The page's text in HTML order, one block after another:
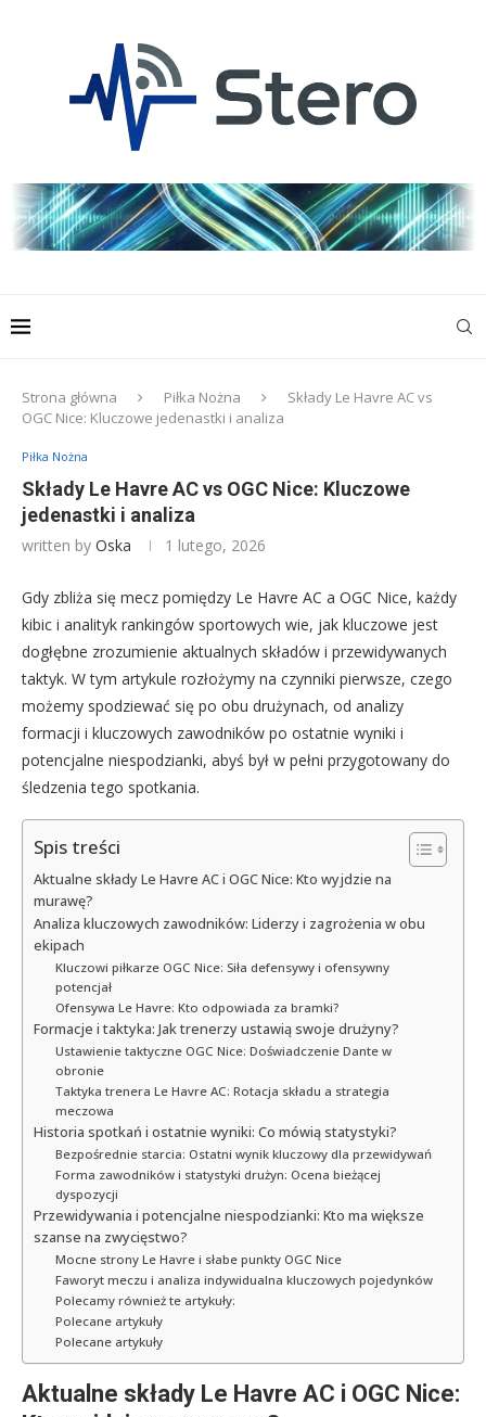
Strona główna Piłka Nożna
Składy Le Havre AC vs
OGC Nice: Kluczowe jedenastki i analiza
Piłka Nożna
Składy Le Havre AC vs OGC Nice: Kluczowe
jedenastki i analiza
written by Oska 1 lutego, 2026
Gdy zbliża się mecz pomiędzy Le Havre AC a OGC Nice, każdy
kibic i analityk rankingów sportowych wie, jak kluczowe jest
dogłębne zrozumienie aktualnych składów i przewidywanych
taktyk. W tym artykule rozłożymy na czynniki pierwsze, czego
możemy spodziewać się po obu drużynach, od analizy
formacji i kluczowych zawodników po ostatnie wyniki i
potencjalne niespodzianki, abyś był w pełni przygotowany do
śledzenia tego spotkania.
Spis treści
Aktualne składy Le Havre AC i OGC Nice: Kto wyjdzie na
murawę?
Analiza kluczowych zawodników: Liderzy i zagrożenia w obu
ekipach
Kluczowi piłkarze OGC Nice: Siła defensywy i ofensywny
potencjał
Ofensywa Le Havre: Kto odpowiada za bramki?
Formacje i taktyka: Jak trenerzy ustawią swoje drużyny?
Ustawienie taktyczne OGC Nice: Doświadczenie Dante w
obronie
Taktyka trenera Le Havre AC: Rotacja składu a strategia
meczowa
Historia spotkań i ostatnie wyniki: Co mówią statystyki?
Bezpośrednie starcia: Ostatni wynik kluczowy dla przewidywań
Forma zawodników i statystyki drużyn: Ocena bieżącej
dyspozycji
Przewidywania i potencjalne niespodzianki: Kto ma większe
szanse na zwycięstwo?
Mocne strony Le Havre i słabe punkty OGC Nice
Faworyt meczu i analiza indywidualna kluczowych pojedynków
Polecamy również te artykuły:
Polecane artykuły
Polecane artykuły
Aktualne składy Le Havre AC i OGC Nice: